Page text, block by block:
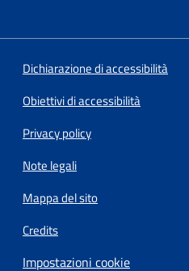
Dichiarazione di accessibilità
Obiettivi di accessibilità
Privacy policy
Note legali
Mappa del sito
Credits
Impostazioni cookie